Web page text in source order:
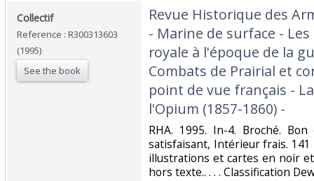
‎Collectif‎
Reference : R300313603
(1995)
See the book
‎Revue Historique des
- Marine de surface -
royale à l'époque de la
Combats de Prairial et
point de vue français -
l'Opium (1857-1860) -‎
‎RHA. 1995. In-4. Broché.
satisfaisant, Intérieur frais.
illustrations et cartes en noir
hors texte.. . . . Classification